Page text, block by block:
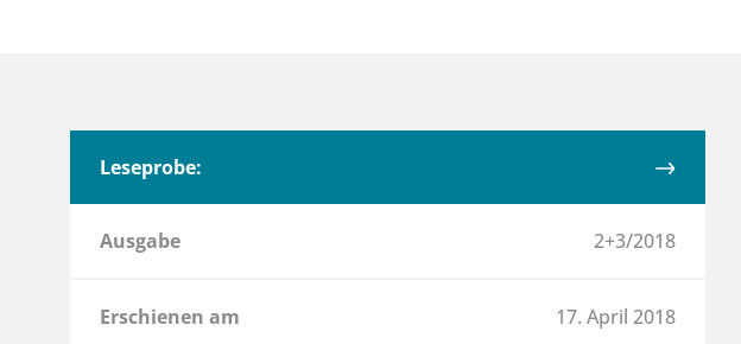
Leseprobe:
Ausgabe 2+3/2018
Erschienen am 17. April 2018